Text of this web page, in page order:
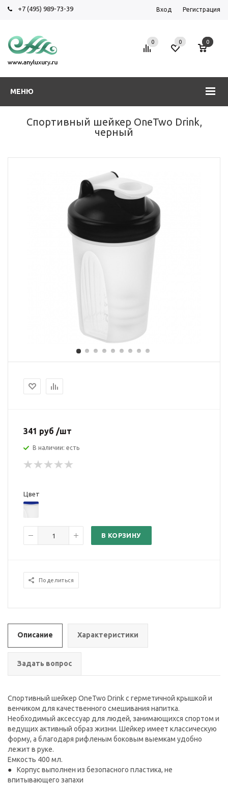
+7 (495) 989-73-39 Вход Регистрация
МЕНЮ
0 0 0
Спортивный шейкер OneTwo Drink,
черный
341 руб /шт
В наличии: есть
Цвет
В КОРЗИНУ
Поделиться
Описание Характеристики
Задать вопрос
Спортивный шейкер OneTwo Drink c герметичной крышкой и
венчиком для качественного смешивания напитка.
Необходимый аксессуар для людей, занимающихся спортом и
ведущих активный образ жизни. Шейкер имеет классическую
форму, а благодаря рифленым боковым выемкам удобно
лежит в руке.
Емкость 400 мл.
Корпус выполнен из безопасного пластика, не
впитывающего запахи